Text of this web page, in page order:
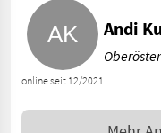
online seit 12/2021
Andi